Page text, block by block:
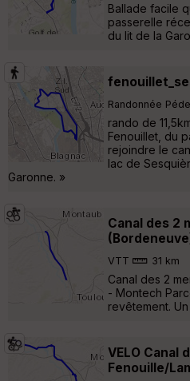
Ballade facile
passerelle
du lit de la
Randonnée
rando de
Fenouillet, du
rejoindre le
lac de
Garonne. »
Canal des 2
VTT 31 km
Canal des 2
- Montech
revêtement.
VELO Canal
Fenouille/